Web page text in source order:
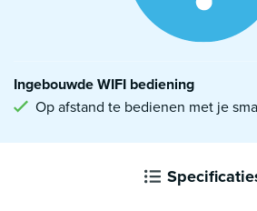
Ingebouwde WIFI bediening
Op afstand te bedienen met je